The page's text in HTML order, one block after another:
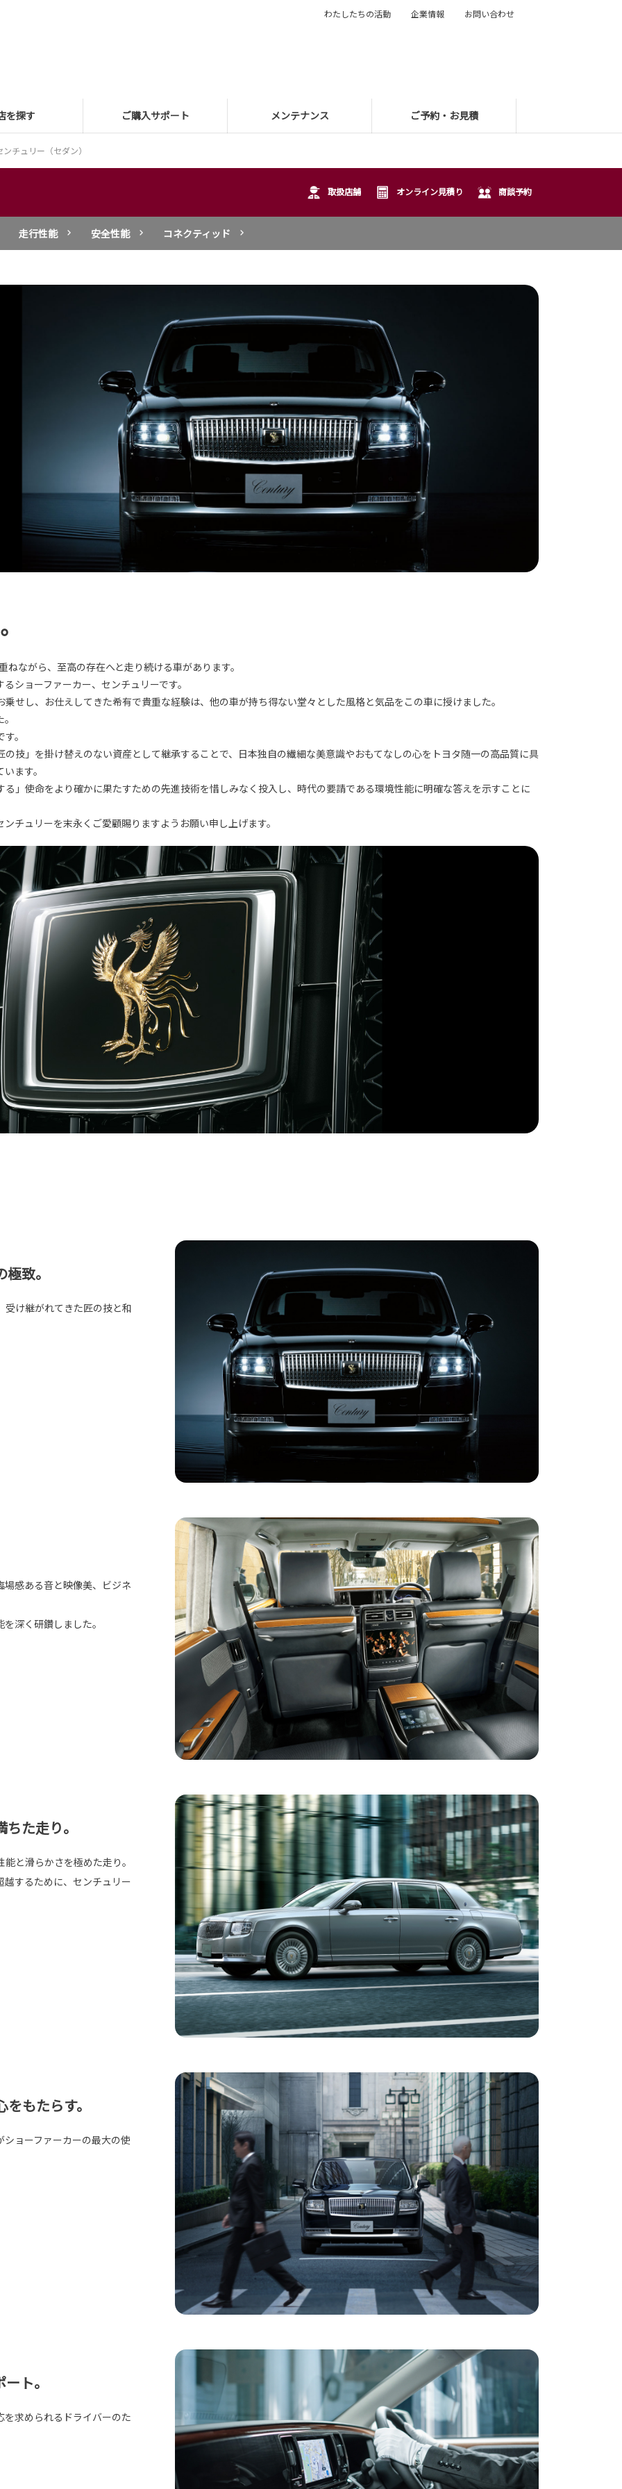
を探す ご購入サポート メンテナンス ご予約・お見積
わたしたちの活動 企業情報 お問い合わせ
ンチュリー（セダン）
取扱店舗 オンライン見積り 商談予約
走行性能 安全性能 コネクティッド
ながら、至高の存在へと走り続ける車があります。
ショーファーカー、センチュリーです。
せし、お仕えしてきた希有で貴重な経験は、他の車が持ち得ない堂々とした風格と気品をこの車に授けました。
。
技」を掛け替えのない資産として継承することで、日本独自の繊細な美意識やおもてなしの心をトヨタ随一の高品質に具
ます。
」使命をより確かに果たすための先進技術を惜しみなく投入し、時代の要請である環境性能に明確な答えを示すことに
チュリーを末永くご愛顧賜りますようお願い申し上げます。
致。
け継がれてきた匠の技と和
感ある音と映像美、ビジネ
深く研鑽しました。
た走り。
と滑らかさを極めた走り。
するために、センチュリー
もたらす。
ョーファーカーの最大の使
ト。
求められるドライバーのた